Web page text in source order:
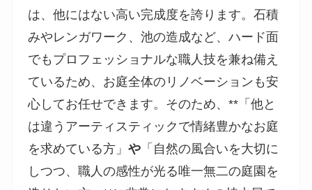
は、他にはない高い完成度を誇ります。石積
みやレンガワーク、池の造成など、ハード面
でもプロフェッショナルな職人技を兼ね備え
ているため、お庭全体のリノベーションも安
心してお任せできます。そのため、**「他と
は違うアーティスティックで情緒豊かなお庭
を求めている方」や 「自然の風合いを大切に
しつつ、職人の感性が光る唯一無二の庭園を